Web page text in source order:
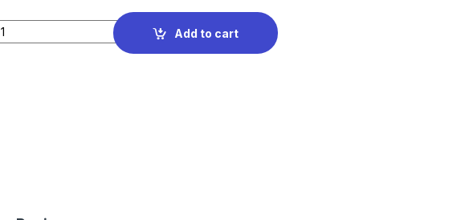
Quantity
Add to cart